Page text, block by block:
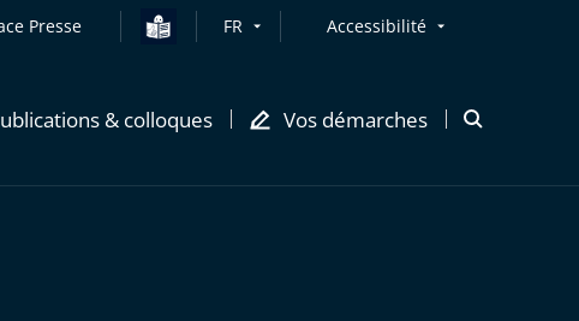
Presse FR Accessibilité
& colloques Vos démarches
Ouvrir